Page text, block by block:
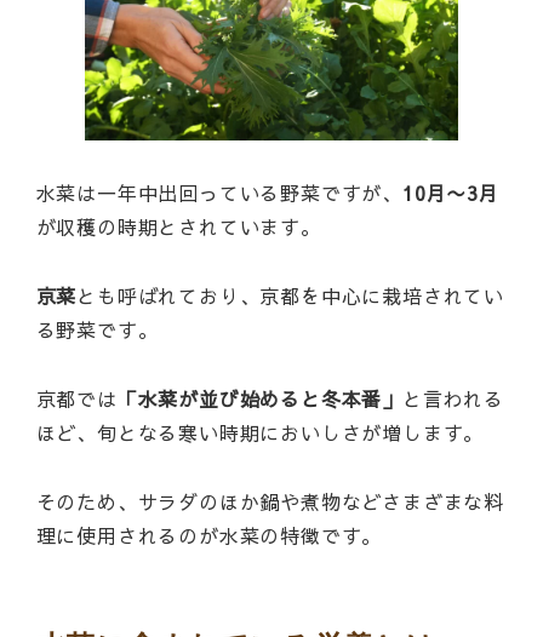
水菜は一年中出回っている野菜ですが、 10月〜3月
が収穫の時期とされています。
京菜とも呼ばれており、京都を中心に栽培されてい
る野菜です。
京都では 「水菜が並び始めると冬本番」 と言われる
ほど、旬となる寒い時期においしさが増します。
そのため、サラダのほか鍋や煮物などさまざまな料
理に使用されるのが水菜の特徴です。